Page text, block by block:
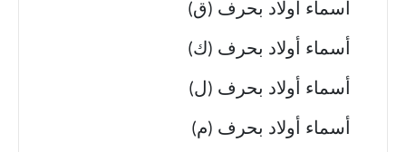
أسماء أولاد بحرف (ق)
أسماء أولاد بحرف (ك)
أسماء أولاد بحرف (ل)
أسماء أولاد بحرف (م)